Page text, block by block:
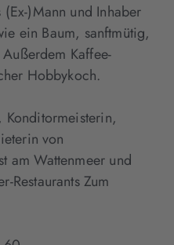
)Mann und Inhaber
ein Baum, sanftmütig,
Kaffee-
Hobbykoch.
von
am Wattenmeer und
Restaurants Zum